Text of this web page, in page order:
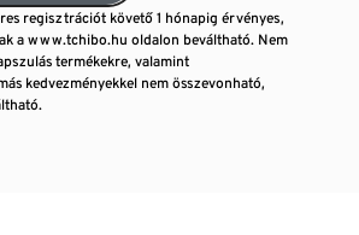
regisztrációt követő 1 hónapig érvényes,
a www.tchibo.hu oldalon beváltható. Nem
termékekre, valamint
kedvezményekkel nem összevonható,